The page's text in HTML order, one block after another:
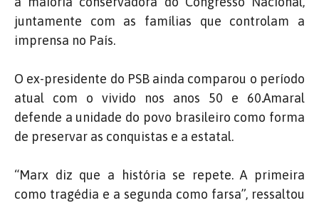
juntamente com as famílias que controlam a
imprensa no País.
O ex-presidente do PSB ainda comparou o período
atual com o vivido nos anos 50 e 60.Amaral
defende a unidade do povo brasileiro como forma
de preservar as conquistas e a estatal.
“Marx diz que a história se repete. A primeira
como tragédia e a segunda como farsa”, ressaltou